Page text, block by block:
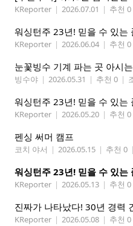
KReporter | 2026.07.01 | 추천 0
워싱턴주 23년! 믿을 수 있는
KReporter | 2026.06.04 | 추천 0
눈꽃빙수 기계 파는 곳 아시
빙수야 | 2026.05.31 | 추천 0 |
워싱턴주 23년! 믿을 수 있는
KReporter | 2026.05.20 | 추천 0
펜싱 써머 캠프
코치 야서 | 2026.05.15 | 추천 0 |
워싱턴주 23년! 믿을 수 있
KReporter | 2026.05.13 | 추천 0
KReporter | 2026.05.08 | 추천 0